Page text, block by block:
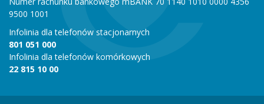
9500 1001
Infolinia dla telefonów stacjonarnych
801 051 000
Infolinia dla telefonów komórkowych
22 815 10 00